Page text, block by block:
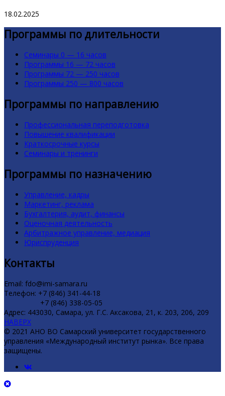
18.02.2025
Программы по длительности
Семинары 0 — 16 часов
Программы 16 — 72 часов
Программы 72 — 250 часов
Программы 250 — 800 часов
Программы по направлению
Профессиональная переподготовка
Повышение квалификации
Краткосрочные курсы
Семинары и тренинги
Программы по назначению
Управление, кадры
Маркетинг, реклама
Бухгалтерия, аудит, финансы
Оценочная деятельность
Арбитражное управление, медиация
Юриспруденция
Контакты
Email: fdo@imi-samara.ru
Телефон: +7 (846) 341-44-18
+7 (846) 338-05-05
Адрес: 443030, Самара, ул. Г.С. Аксакова, 21, к. 203, 206, 209
НАВЕРХ
© 2021 АНО ВО Самарский университет государственного
управления «Международный институт рынка». Все права
защищены.